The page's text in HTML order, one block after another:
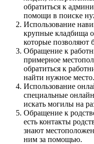
обратиться к
помощи в поиске
Использование
крупные кладбища
которые позволяют
Обращение к
примерное
обратиться к
найти нужное место.
Использование
специальные
искать могилы на
Обращение к
есть контакты
знают
ним за помощью.